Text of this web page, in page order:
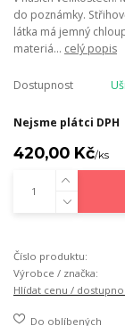
do poznámky.
látka má jemný
materiá... celý popis
Dostupnost
Nejsme plátci DPH
420,00 Kč/ks
Číslo produktu:
Výrobce / značka:
Hlídat cenu /
Do oblíbených